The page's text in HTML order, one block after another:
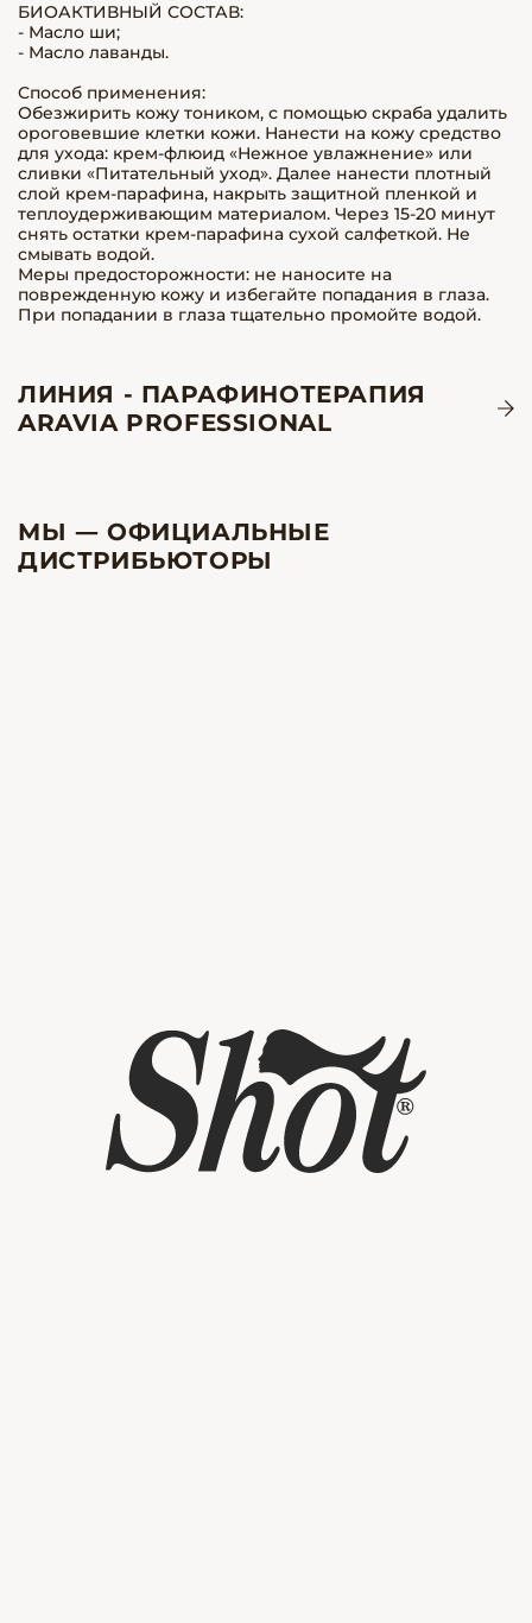
БИОАКТИВНЫЙ СОСТАВ:
- Масло ши;
- Масло лаванды.
Способ применения:
Обезжирить кожу тоником, с помощью скраба удалить
ороговевшие клетки кожи. Нанести на кожу средство
для ухода: крем-флюид «Нежное увлажнение» или
сливки «Питательный уход». Далее нанести плотный
слой крем-парафина, накрыть защитной пленкой и
теплоудерживающим материалом. Через 15-20 минут
снять остатки крем-парафина сухой салфеткой. Не
смывать водой.
Меры предосторожности: не наносите на
поврежденную кожу и избегайте попадания в глаза.
При попадании в глаза тщательно промойте водой.
ЛИНИЯ - ПАРАФИНОТЕРАПИЯ
ARAVIA PROFESSIONAL
МЫ — ОФИЦИАЛЬНЫЕ
ДИСТРИБЬЮТОРЫ